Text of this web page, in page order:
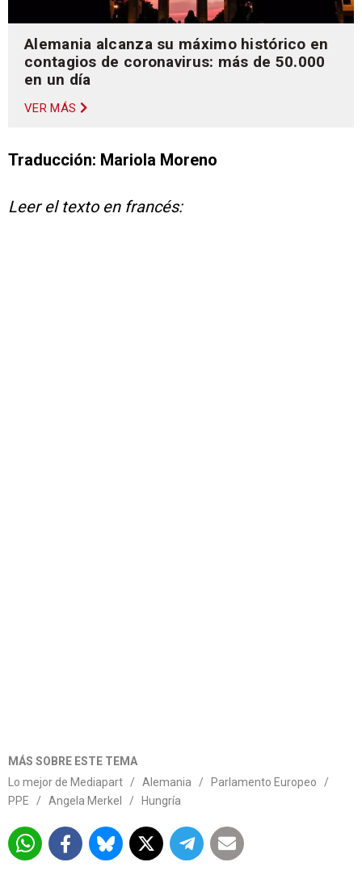
Alemania alcanza su máximo histórico en
contagios de coronavirus: más de 50.000
en un día
VER MÁS
Traducción: Mariola Moreno
Leer el texto en francés:
MÁS SOBRE ESTE TEMA
Lo mejor de Mediapart
/ Alemania / Parlamento Europeo
/
PPE
/ Angela Merkel / Hungría